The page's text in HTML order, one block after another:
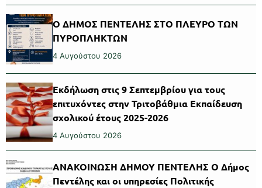
Ο ΔΗΜΟΣ ΠΕΝΤΕΛΗΣ ΣΤΟ ΠΛΕΥΡΟ ΤΩΝ
ΠΥΡΟΠΛΗΚΤΩΝ
4 Αυγούστου 2026
Εκδήλωση στις 9 Σεπτεμβρίου για τους
επιτυχόντες στην Τριτοβάθμια Εκπαίδευση
σχολικού έτους 2025-2026
4 Αυγούστου 2026
ΑΝΑΚΟΙΝΩΣΗ ΔΗΜΟΥ ΠΕΝΤΕΛΗΣ Ο Δήμος
Πεντέλης και οι υπηρεσίες Πολιτικής